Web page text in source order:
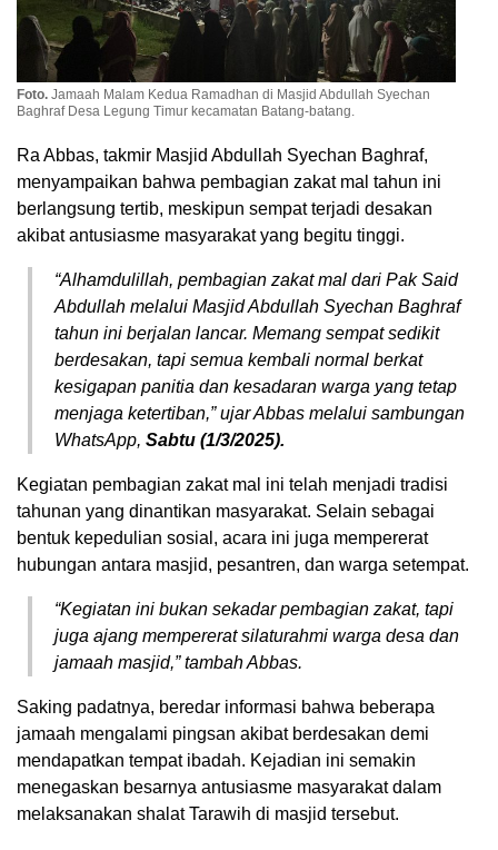
Foto. Jamaah Malam Kedua Ramadhan di Masjid Abdullah Syechan
Baghraf Desa Legung Timur kecamatan Batang-batang.
Ra Abbas, takmir Masjid Abdullah Syechan Baghraf,
menyampaikan bahwa pembagian zakat mal tahun ini
berlangsung tertib, meskipun sempat terjadi desakan
akibat antusiasme masyarakat yang begitu tinggi.
“Alhamdulillah, pembagian zakat mal dari Pak Said
Abdullah melalui Masjid Abdullah Syechan Baghraf
tahun ini berjalan lancar. Memang sempat sedikit
berdesakan, tapi semua kembali normal berkat
kesigapan panitia dan kesadaran warga yang tetap
menjaga ketertiban,”ujar Abbas melalui sambungan
WhatsApp, Sabtu (1/3/2025).
Kegiatan pembagian zakat mal ini telah menjadi tradisi
tahunan yang dinantikan masyarakat. Selain sebagai
bentuk kepedulian sosial, acara ini juga mempererat
hubungan antara masjid, pesantren, dan warga setempat.
“Kegiatan ini bukan sekadar pembagian zakat, tapi
juga ajang mempererat silaturahmi warga desa dan
jamaah masjid,”tambah Abbas.
Saking padatnya, beredar informasi bahwa beberapa
jamaah mengalami pingsan akibat berdesakan demi
mendapatkan tempat ibadah. Kejadian ini semakin
menegaskan besarnya antusiasme masyarakat dalam
melaksanakan shalat Tarawih di masjid tersebut.